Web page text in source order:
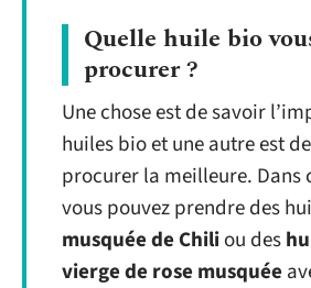
Quelle huile bio
procurer ?
Une chose est de savoir
huiles bio et une autre est
procurer la meilleure. Dans
vous pouvez prendre des
musquée de Chiliou des
vierge de rose musquée